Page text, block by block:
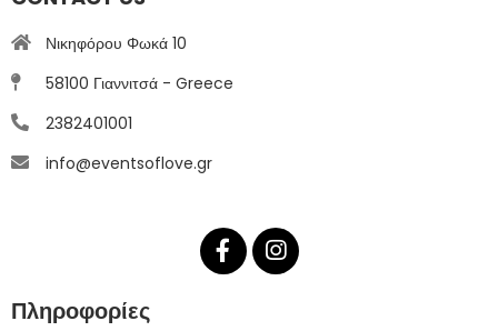
Νικηφόρου Φωκά 10
58100 Γιαννιτσά - Greece
2382401001
info@eventsoflove.gr
Πληροφορίες